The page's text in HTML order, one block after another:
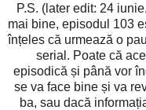
P.S. (later edit: 24
mai bine, episodul 103
înțeles că urmează o
serial. Poate că
episodică și până vor
se va face bine și va
ba, sau dacă